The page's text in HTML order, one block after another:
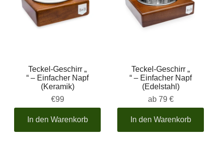
Teckel-Geschirr „
“ – Einfacher Napf
(Keramik)
€99
In den Warenkorb
Teckel-Geschirr „
“ – Einfacher Napf
(Edelstahl)
ab 79 €
In den Warenkorb